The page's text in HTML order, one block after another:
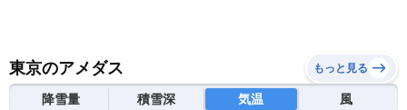
東京のアメダス もっと見る
降雪量 積雪深 気温 風